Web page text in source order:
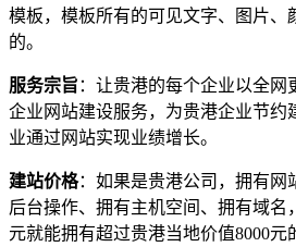
模板，模板所有的可见文字、图片、
的。
服务宗旨 ：让贵港的每个企业以全网
企业网站建设服务，为贵港企业节约
业通过网站实现业绩增长。
建站价格：如果是贵港公司，拥有网
后台操作、拥有主机空间、拥有域名
元就能拥有超过贵港当地价值8000元